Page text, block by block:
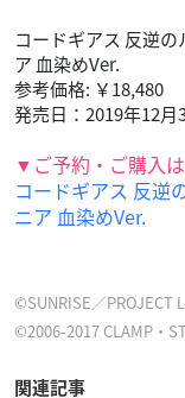
コードギアス 反逆
ア 血染めVer.
参考価格: ￥18,480
発売日：2019年12月
▼ご予約・ご購入
コードギアス 反逆
ニア 血染めVer.
©SUNRISE／PROJECT
©2006-2017 CLAMP・
関連記事